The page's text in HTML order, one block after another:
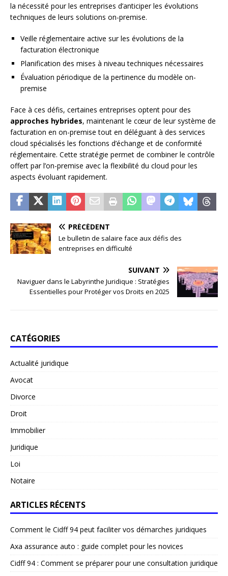
la nécessité pour les entreprises d’anticiper les évolutions
techniques de leurs solutions on-premise.
Veille réglementaire active sur les évolutions de la
facturation électronique
Planification des mises à niveau techniques nécessaires
Évaluation périodique de la pertinence du modèle on-
premise
Face à ces défis, certaines entreprises optent pour des
approches hybrides, maintenant le cœur de leur système de
facturation en on-premise tout en déléguant à des services
cloud spécialisés les fonctions d’échange et de conformité
réglementaire. Cette stratégie permet de combiner le contrôle
offert par l’on-premise avec la flexibilité du cloud pour les
aspects évoluant rapidement.
PRÉCÉDENT
Le bulletin de salaire face aux défis des
entreprises en difficulté
SUIVANT
Naviguer dans le Labyrinthe Juridique : Stratégies
Essentielles pour Protéger vos Droits en 2025
CATÉGORIES
Actualité juridique
Avocat
Divorce
Droit
Immobilier
Juridique
Loi
Notaire
ARTICLES RÉCENTS
Comment le Cidff 94 peut faciliter vos démarches juridiques
Axa assurance auto : guide complet pour les novices
Cidff 94 : Comment se préparer pour une consultation juridique